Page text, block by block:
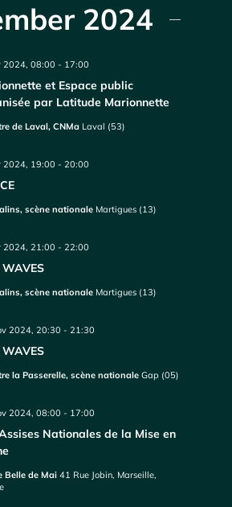
2024
et Espace public
par Latitude Marionnette
2024, 08:00 - 17:00
de Laval, CNMa Laval (53)
2024, 19:00 -20:00
scène nationale Martigues (13)
WAVES
2024, 21:00 -22:00
scène nationale Martigues (13)
WAVES
2024, 20:30 -21:30
la Passerelle, scène nationaleGap (05)
Nationales de la Mise en
2024, 08:00 - 17:00
Belle de Mai41 Rue Jobin, Marseille,